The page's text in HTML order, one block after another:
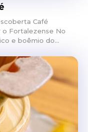
Café
No
e boêmio do...